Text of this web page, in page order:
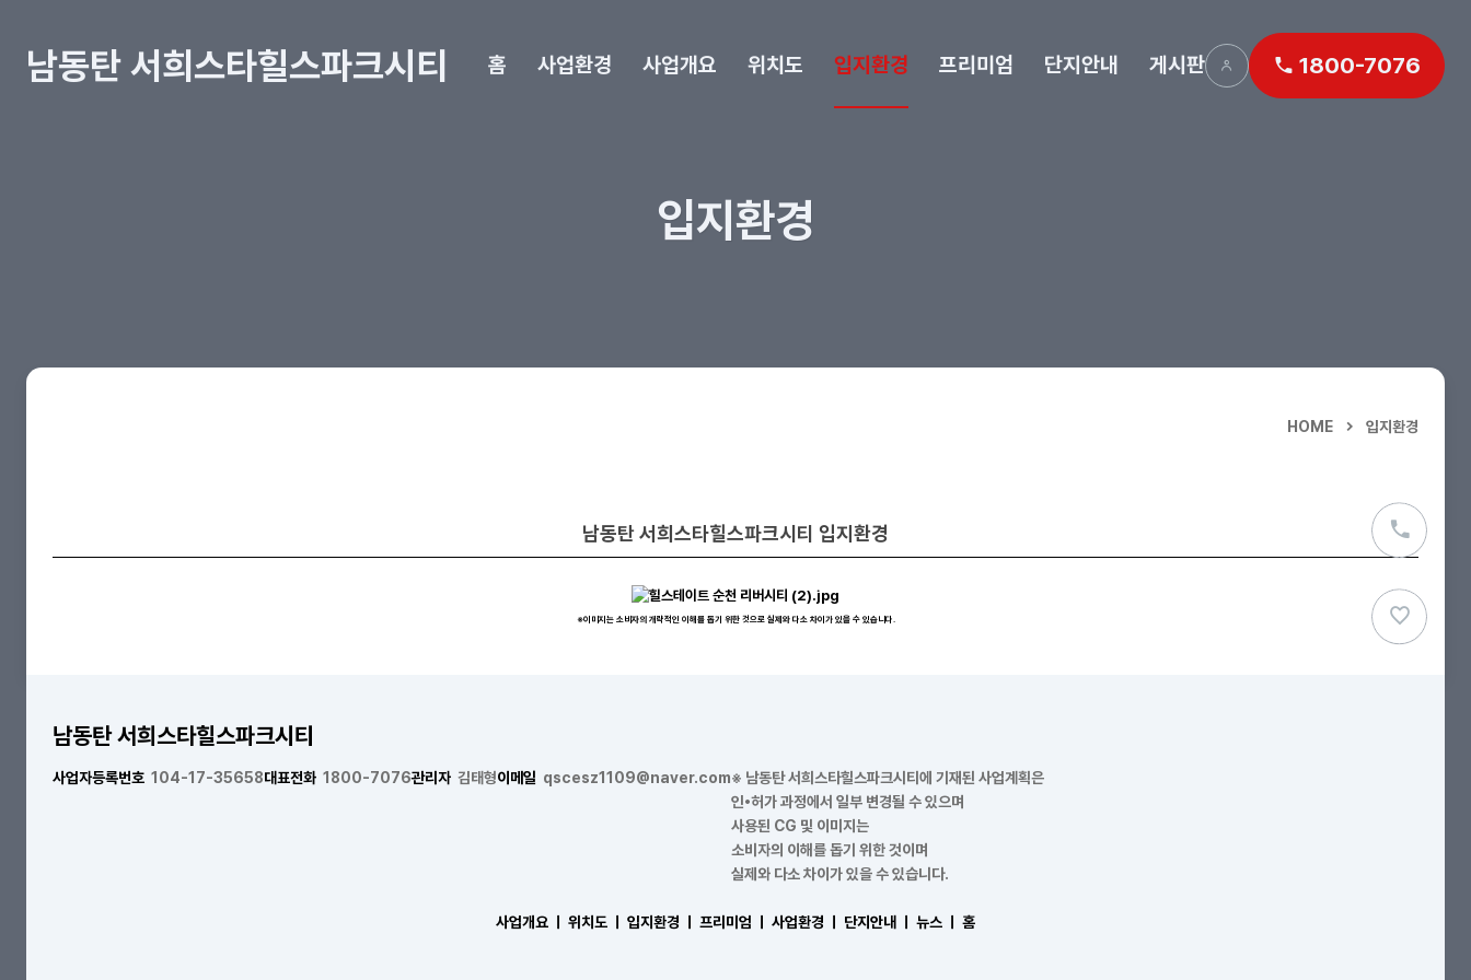
남동탄 서희스타힐스파크시티 홈 사업환경 사업개요 위치도 입지환경 프리미엄 단지안내 게시판 1800-7076
입지환경
HOME 입지환경
남동탄 서희스타힐스파크시티 입지환경
※이미지는 소비자의 개략적인 이해를 돕기 위한 것으로 실제와 다소 차이가 있을 수 있습니다.
남동탄 서희스타힐스파크시티
사업자등록번호 104-17-35658대표전화 1800-7076관리자 김태형이메일 qscesz1109@naver.com※ 남동탄 서희스타힐스파크시티에 기재된 사업계획은
인•허가 과정에서 일부 변경될 수 있으며
사용된 CG 및 이미지는
소비자의 이해를 돕기 위한 것이며
실제와 다소 차이가 있을 수 있습니다.
사업개요 ㅣ 위치도 ㅣ 입지환경 ㅣ 프리미엄 ㅣ 사업환경 ㅣ 단지안내 ㅣ 뉴스 ㅣ 홈